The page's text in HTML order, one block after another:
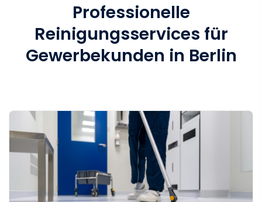
Professionelle
Reinigungsservices für
Gewerbekunden in Berlin